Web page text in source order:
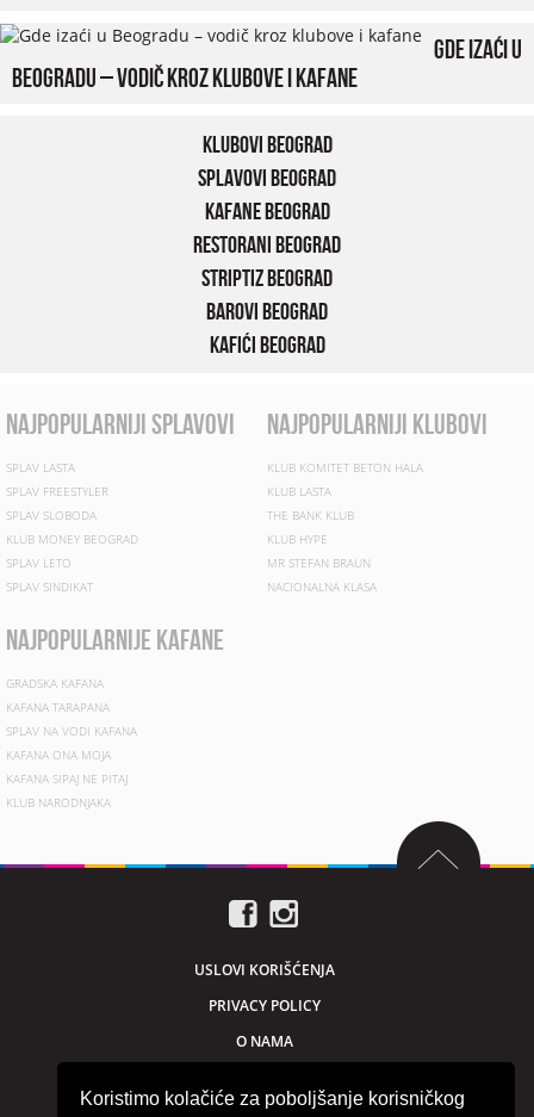
Koristimo kolačiće za poboljšanje korisničkog
Gde izaći u
Beogradu – vodič kroz klubove i kafane
Klubovi Beograd
Splavovi Beograd
Kafane Beograd
Restorani Beograd
Striptiz Beograd
Barovi Beograd
Kafići Beograd
najpopularniji splavovi
SPLAV LASTA
SPLAV FREESTYLER
SPLAV SLOBODA
KLUB MONEY BEOGRAD
SPLAV LETO
SPLAV SINDIKAT
najpopularniji klubovi
KLUB KOMITET BETON HALA
KLUB LASTA
THE BANK KLUB
KLUB HYPE
MR STEFAN BRAUN
NACIONALNA KLASA
najpopularnije kafane
GRADSKA KAFANA
KAFANA TARAPANA
SPLAV NA VODI KAFANA
KAFANA ONA MOJA
KAFANA SIPAJ NE PITAJ
KLUB NARODNJAKA
USLOVI KORIŠĆENJA
PRIVACY POLICY
O NAMA